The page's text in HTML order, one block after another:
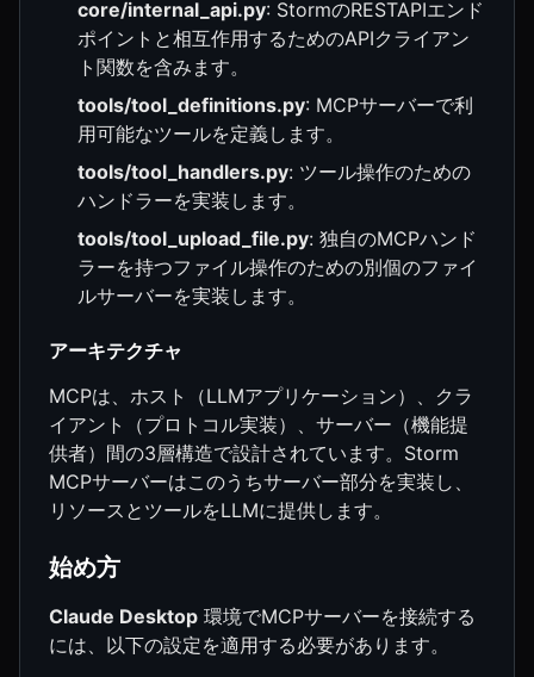
core/internal_api.py: StormのRESTAPIエンド
ポイントと相互作用するためのAPIクライアン
ト関数を含みます。
tools/tool_definitions.py: MCPサーバーで利
用可能なツールを定義します。
tools/tool_handlers.py: ツール操作のための
ハンドラーを実装します。
tools/tool_upload_file.py: 独自のMCPハンド
ラーを持つファイル操作のための別個のファイ
ルサーバーを実装します。
アーキテクチャ
MCPは、ホスト（LLMアプリケーション）、クラ
イアント（プロトコル実装）、サーバー（機能提
供者）間の3層構造で設計されています。Storm
MCPサーバーはこのうちサーバー部分を実装し、
リソースとツールをLLMに提供します。
始め方
Claude Desktop 環境でMCPサーバーを接続する
には、以下の設定を適用する必要があります。